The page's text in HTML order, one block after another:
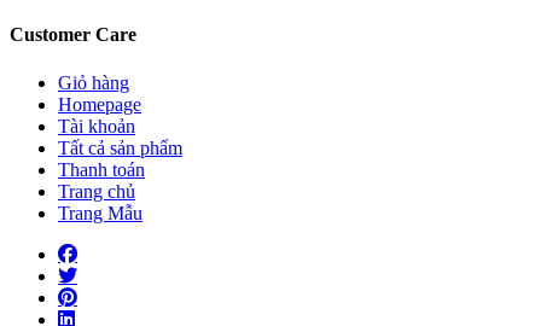
Customer Care
Giỏ hàng
Homepage
Tài khoản
Tất cả sản phẩm
Thanh toán
Trang chủ
Trang Mẫu